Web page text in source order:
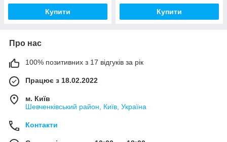
Купити Купити
Про нас
100% позитивних з 17 відгуків за рік
Працює з 18.02.2022
м. Київ
Шевченківський район, Київ, Україна
Контакти